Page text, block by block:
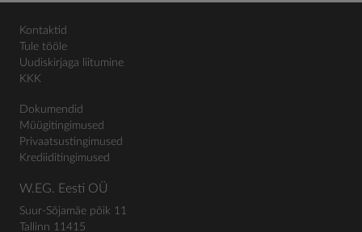
Kontaktid
Tule tööle
Uudiskirjaga liitumine
KKK
Dokumendid
Müügitingimused
Privaatsustingimused
Krediiditingimused
W.EG. Eesti OÜ
Suur-Sõjamäe põik 11
Tallinn 11415